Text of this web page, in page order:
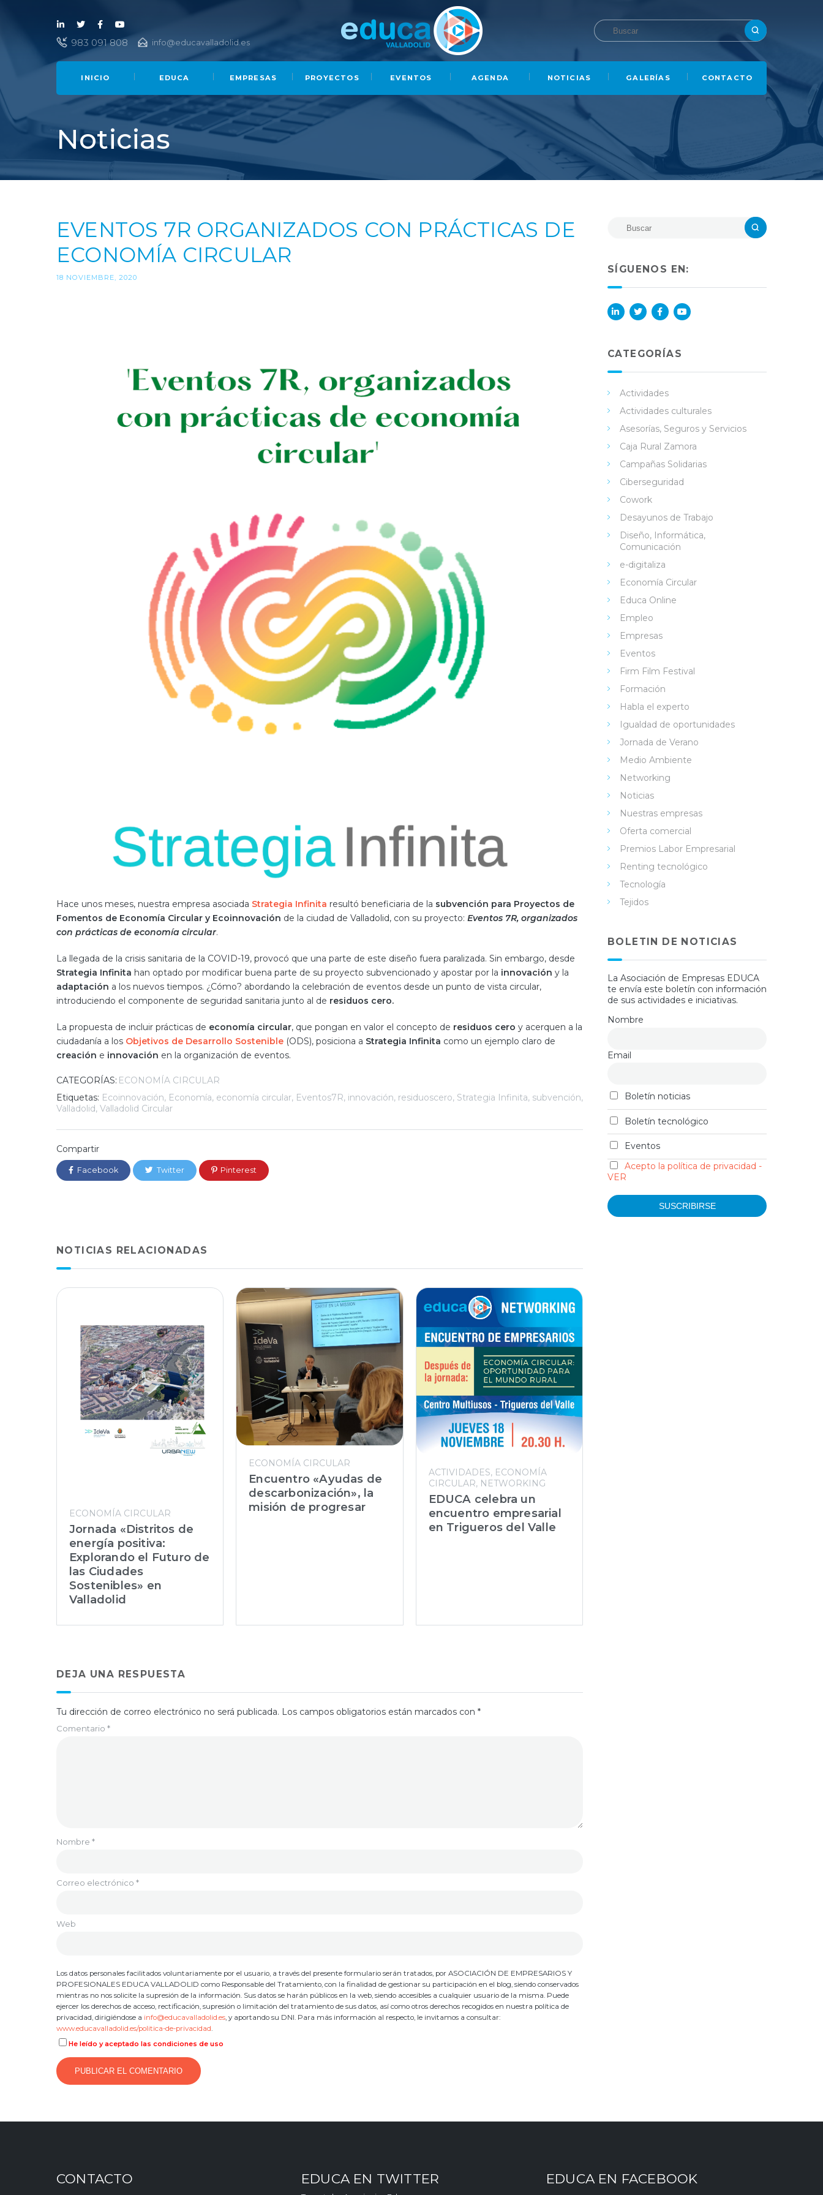
Lin
ked
in
Twi
tter
Fac
ebo
ok
You
e
983 091 808 info@educavalladolid.es
INICIO EDUCA EMPRESAS PROYECTOS EVENTOS AGENDA NOTICIAS GALERÍAS CONTACTO
Noticias
EVENTOS 7R ORGANIZADOS CON PRÁCTICAS DE
ECONOMÍA CIRCULAR
18 NOVIEMBRE, 2020
Hace unos meses, nuestra empresa asociada Strategia Infinita resultó beneficiaria de la subvención para Proyectos de
Fomentos de Economía Circular y Ecoinnovación de la ciudad de Valladolid, con su proyecto: Eventos 7R, organizados
con prácticas de economía circular.
La llegada de la crisis sanitaria de la COVID-19, provocó que una parte de este diseño fuera paralizada. Sin embargo, desde
Strategia Infinita han optado por modificar buena parte de su proyecto subvencionado y apostar por la innovación y la
adaptación a los nuevos tiempos. ¿Cómo? abordando la celebración de eventos desde un punto de vista circular,
introduciendo el componente de seguridad sanitaria junto al de residuos cero.
La propuesta de incluir prácticas de economía circular, que pongan en valor el concepto de residuos cero y acerquen a la
ciudadanía a los Objetivos de Desarrollo Sostenible (ODS), posiciona a Strategia Infinita como un ejemplo claro de
creación e innovación en la organización de eventos.
CATEGORÍAS: ECONOMÍA CIRCULAR
Etiquetas: Ecoinnovación, Economía, economía circular, Eventos7R, innovación, residuoscero, Strategia Infinita, subvención,
Valladolid, Valladolid Circular
Compartir
Facebook Twitter Pinterest
NOTICIAS RELACIONADAS
ECONOMÍA CIRCULAR
Jornada «Distritos de
energía positiva:
Explorando el Futuro de
las Ciudades
Sostenibles» en
Valladolid
ECONOMÍA CIRCULAR
Encuentro «Ayudas de
descarbonización», la
misión de progresar
ACTIVIDADES ECONOMÍA
CIRCULAR NETWORKING
EDUCA celebra un
encuentro empresarial
en Trigueros del Valle
DEJA UNA RESPUESTA
Tu dirección de correo electrónico no será publicada. Los campos obligatorios están marcados con *
Comentario *
Nombre *
Correo electrónico *
Web
Los datos personales facilitados voluntariamente por el usuario, a través del presente formulario serán tratados, por ASOCIACIÓN DE EMPRESARIOS Y
PROFESIONALES EDUCA VALLADOLID como Responsable del Tratamiento, con la finalidad de gestionar su participación en el blog, siendo conservados
mientras no nos solicite la supresión de la información. Sus datos se harán públicos en la web, siendo accesibles a cualquier usuario de la misma. Puede
ejercer los derechos de acceso, rectificación, supresión o limitación del tratamiento de sus datos, así como otros derechos recogidos en nuestra política de
privacidad, dirigiéndose a info@educavalladolid.es, y aportando su DNI. Para más información al respecto, le invitamos a consultar:
www.educavalladolid.es/politica-de-privacidad.
He leído y aceptado las condiciones de uso
SÍGUENOS EN:
in
ok
e
CATEGORÍAS
Actividades
Actividades culturales
Asesorías, Seguros y Servicios
Caja Rural Zamora
Campañas Solidarias
Ciberseguridad
Cowork
Desayunos de Trabajo
Diseño, Informática,
Comunicación
e-digitaliza
Economía Circular
Educa Online
Empleo
Empresas
Eventos
Firm Film Festival
Formación
Habla el experto
Igualdad de oportunidades
Jornada de Verano
Medio Ambiente
Networking
Noticias
Nuestras empresas
Oferta comercial
Premios Labor Empresarial
Renting tecnológico
Tecnología
Tejidos
BOLETIN DE NOTICIAS
La Asociación de Empresas EDUCA
te envía este boletín con información
de sus actividades e iniciativas.
Nombre
Email
Boletín noticias
Boletín tecnológico
Eventos
Acepto la política de privacidad -
VER
CONTACTO EDUCA EN TWITTER EDUCA EN FACEBOOK